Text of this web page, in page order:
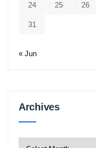
24 25 26
31
« Jun
ArchivesArchives